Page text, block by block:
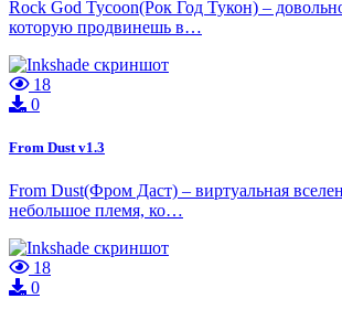
Rock God Tycoon(Рок Год Тукон) –
которую продвинешь в…
18
0
From Dust v1.3
From Dust(Фром Даст) – виртуальная
небольшое племя, ко…
18
0